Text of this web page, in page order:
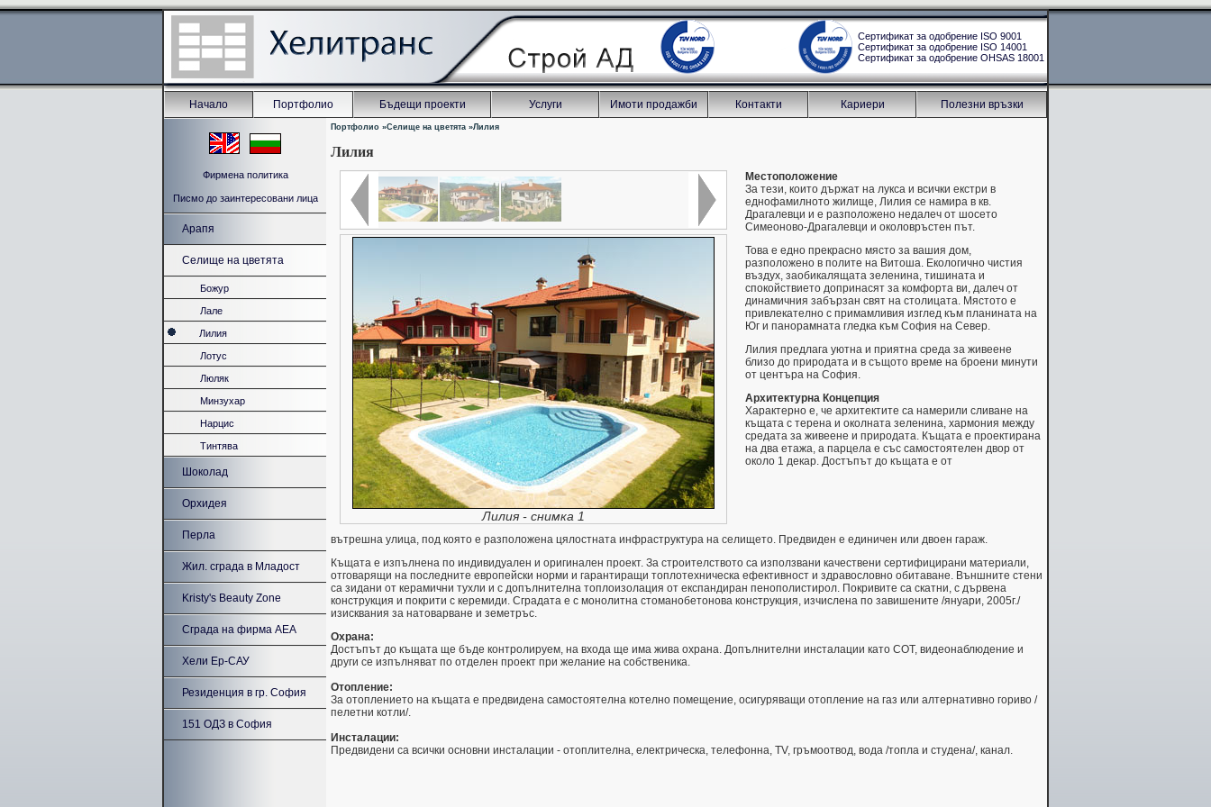
Сертификат за одобрение ISO 9001
Сертификат за одобрение ISO 14001
Сертификат за одобрение OHSAS 18001
Начало Портфолио Бъдещи проекти Услуги Имоти продажби Контакти Кариери Полезни връзки
Фирмена политика
Писмо до заинтересовани лица
Арапя
Селище на цветята
Божур
Лале
Лилия
Лотус
Люляк
Минзухар
Нарцис
Тинтява
Шоколад
Орхидея
Перла
Жил. сграда в Младост
Kristy's Beauty Zone
Сграда на фирма AEA
Хели Ер-САУ
Резиденция в гр. София
151 ОДЗ в София
Портфолио » Селище на цветята »Лилия
Лилия
Лилия - снимка 1
Местоположение
За тези, които държат на лукса и всички екстри в
еднофамилното жилище, Лилия се намира в кв.
Драгалевци и е разположено недалеч от шосето
Симеоново-Драгалевци и околовръстен път.
Това е едно прекрасно място за вашия дом,
разположено в полите на Витоша. Екологично чистия
въздух, заобикалящата зеленина, тишината и
спокойствието допринасят за комфорта ви, далеч от
динамичния забързан свят на столицата. Мястото е
привлекателно с примамливия изглед към планината на
Юг и панорамната гледка към София на Север.
Лилия предлага уютна и приятна среда за живеене
близо до природата и в същото време на броени минути
от центъра на София.
Архитектурна Концепция
Характерно е, че архитектите са намерили сливане на
къщата с терена и околната зеленина, хармония между
средата за живеене и природата. Къщата е проектирана
на два етажа, а парцела е със самостоятелен двор от
около 1 декар. Достъпът до къщата е от
вътрешна улица, под която е разположена цялостната инфраструктура на селището. Предвиден е единичен или двоен гараж.
Къщата е изпълнена по индивидуален и оригинален проект. За строителството са използвани качествени сертифицирани материали,
отговарящи на последните европейски норми и гарантиращи топлотехническа ефективност и здравословно обитаване. Външните стени
са зидани от керамични тухли и с допълнителна топлоизолация от експандиран пенополистирол. Покривите са скатни, с дървена
конструкция и покрити с керемиди. Сградата е с монолитна стоманобетонова конструкция, изчислена по завишените /януари, 2005г./
изисквания за натоварване и земетръс.
Охрана:
Достъпът до къщата ще бъде контролируем, на входа ще има жива охрана. Допълнителни инсталации като СОТ, видеонаблюдение и
други се изпълняват по отделен проект при желание на собственика.
Отопление:
За отоплението на къщата е предвидена самостоятелна котелно помещение, осигуряващи отопление на газ или алтернативно гориво /
пелетни котли/.
Инсталации:
Предвидени са всички основни инсталации - отоплителна, електрическа, телефонна, TV, гръмоотвод, вода /топла и студена/, канал.